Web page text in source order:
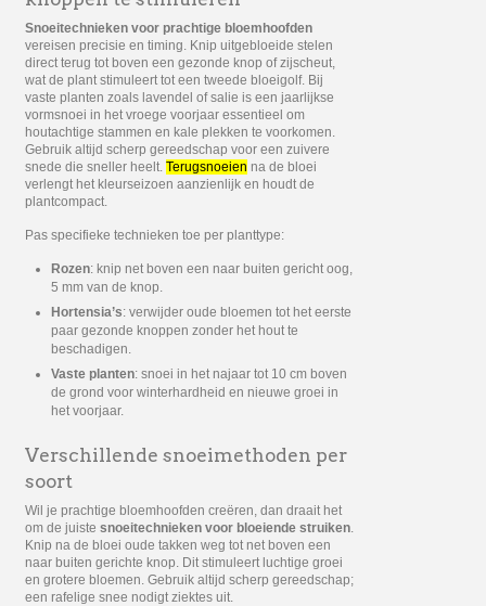
Snoeitechnieken voor prachtige bloemhoofden
vereisen precisie en timing. Knip uitgebloeide stelen
direct terug tot boven een gezonde knop of zijscheut,
wat de plant stimuleert tot een tweede bloeigolf. Bij
vaste planten zoals lavendel of salie is een jaarlijkse
vormsnoei in het vroege voorjaar essentieel om
houtachtige stammen en kale plekken te voorkomen.
Gebruik altijd scherp gereedschap voor een zuivere
snede die sneller heelt. Terugsnoeien na de bloei
verlengt het kleurseizoen aanzienlijk en houdt de
plantcompact.
Pas specifieke technieken toe per planttype:
Rozen: knip net boven een naar buiten gericht oog,
5 mm van de knop.
Hortensia’s: verwijder oude bloemen tot het eerste
paar gezonde knoppen zonder het hout te
beschadigen.
Vaste planten: snoei in het najaar tot 10 cm boven
de grond voor winterhardheid en nieuwe groei in
het voorjaar.
Verschillende snoeimethoden per
soort
Wil je prachtige bloemhoofden creëren, dan draait het
om de juiste snoeitechnieken voor bloeiende struiken
Knip na de bloei oude takken weg tot net boven een
naar buiten gerichte knop. Dit stimuleert luchtige groei
en grotere bloemen. Gebruik altijd scherp gereedschap;
een rafelige snee nodigt ziektes uit.